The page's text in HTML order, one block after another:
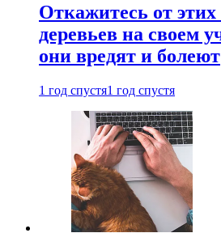
Откажитесь от
деревьев на своем
они вредят и болеют
1 год спустя1 год спустя